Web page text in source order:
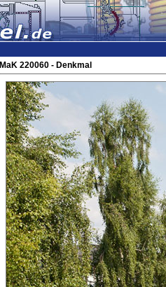
MaK 220060 - Denkmal